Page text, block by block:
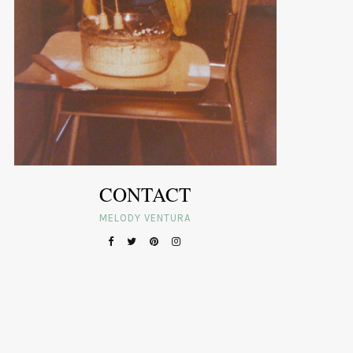
CONTACT
MELODY VENTURA